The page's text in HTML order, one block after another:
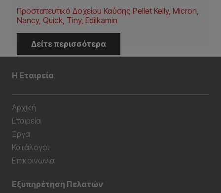
Προστατευτικό Δοχείου Καύσης Pellet Kelly, Micron,
Nancy, Quick, Tiny, Edilkamin
Δείτε περισσότερα
Η Εταιρεία
Αρχική
Εταιρεία
Έργα
Κατάλογοι
Επικοινωνία
Εξυπηρέτηση Πελατών